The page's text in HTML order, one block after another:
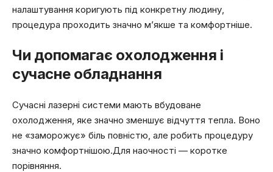
налаштування коригують під конкретну людину,
процедура проходить значно м’якше та комфортніше.
Чи допомагає охолодження і
сучасне обладнання
Сучасні лазерні системи мають вбудоване
охолодження, яке значно зменшує відчуття тепла. Воно
не «заморожує» біль повністю, але робить процедуру
значно комфортнішою.Для наочності — коротке
порівняння.